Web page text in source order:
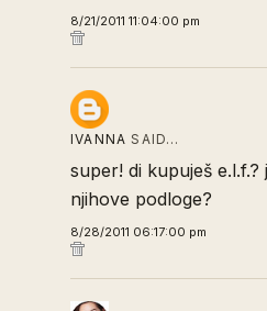
8/21/2011 11:04:00 pm
IVANNA SAID…
super! di kupuješ e.l.f.?
njihove podloge?
8/28/2011 06:17:00 pm